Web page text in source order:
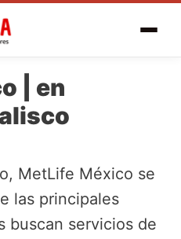
| en
MetLife México se
las principales
buscan servicios de